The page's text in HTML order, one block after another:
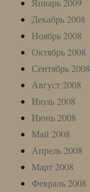
Январь 2009
Декабрь 2008
Ноябрь 2008
Октябрь 2008
Сентябрь 2008
Август 2008
Июль 2008
Июнь 2008
Май 2008
Апрель 2008
Март 2008
Февраль 2008